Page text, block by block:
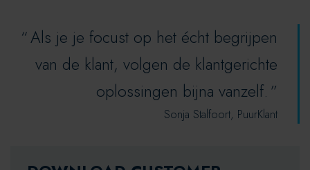
Als je je focust op het écht begrijpen
van de klant, volgen de klantgerichte
oplossingen bijna vanzelf.
Sonja Stalfoort, PuurKlant